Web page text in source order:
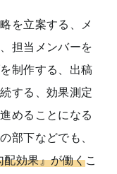
を立案する、メ
担当メンバーを
制作する、出稿
する、効果測定
めることになる
部下などでも、
効果』が働くこ